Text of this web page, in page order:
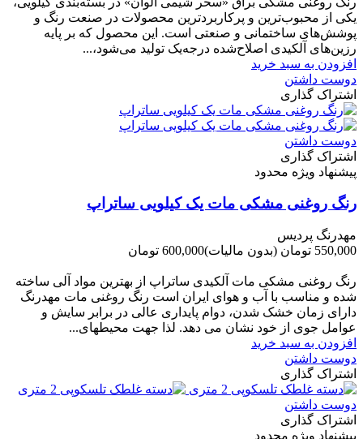
یکی از محبوب‌ترین و پرکاربردترین محصولات در صنعت رنگ و
پوشش‌های ساختمانی و صنعتی است. این محصول که بر پایه
رزین‌های آلکیدی اصلاح‌شده درجه‌یک تولید می‌شود،...
افزودن به سبد خرید
دوست داشتن
اشتراک گذاری
دوست داشتن
اشتراک گذاری
پیشنهاد ویژه محدود
رنگ روغنی مشکی مات یک کیلویی ساتراپ
مهدرنگ پردیس
550,000 تومان
(بدون مالیات)600,000 تومان
رنگ روغنی مشکی مات آلکیدی ساتراپ از بهترین مواد آلی ساخته
شده و مناسب با آب و هوای ایران است رنگ روغنی مات مهدرنگ
دارای زﻣﺎن ﺧﺸﮏ ﺷﺪن، دوام ﭘﺎﯾﺪاری عالی در ﺑﺮاﺑﺮ ﺳﺎﯾﺶ و
ﻋﻮاﻣﻞ ﺟﻮی از ﺧﻮد ﻧﺸﺎن ﻣﯽ دﻫﺪ. ﻟﺬا ﺟﻬﺖ ﻣﺤﯿﻄ‌‌ﻬﺎی...
افزودن به سبد خرید
دوست داشتن
اشتراک گذاری
دوست داشتن
اشتراک گذاری
پیشنهاد ویژه محدود